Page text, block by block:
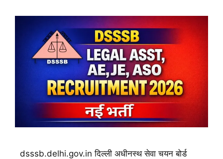
dsssb.delhi.gov.in दिल्ली अधीनस्थ सेवा चयन बोर्ड